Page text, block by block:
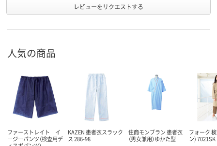
レビューをリクエストする
人気の商品
ファーストレイト イ
ージーパンツ（検査用デ
KAZEN 患者衣スラック
ス 286-98
住商モンブラン 患者衣
（男女兼用）ゆかた型
フォーク
ン) 7021SK